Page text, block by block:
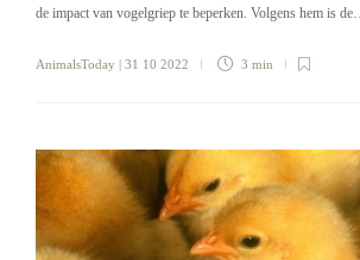
de impact van vogelgriep te beperken. Volgens hem is de…
AnimalsToday | 31 10 2022 3 min